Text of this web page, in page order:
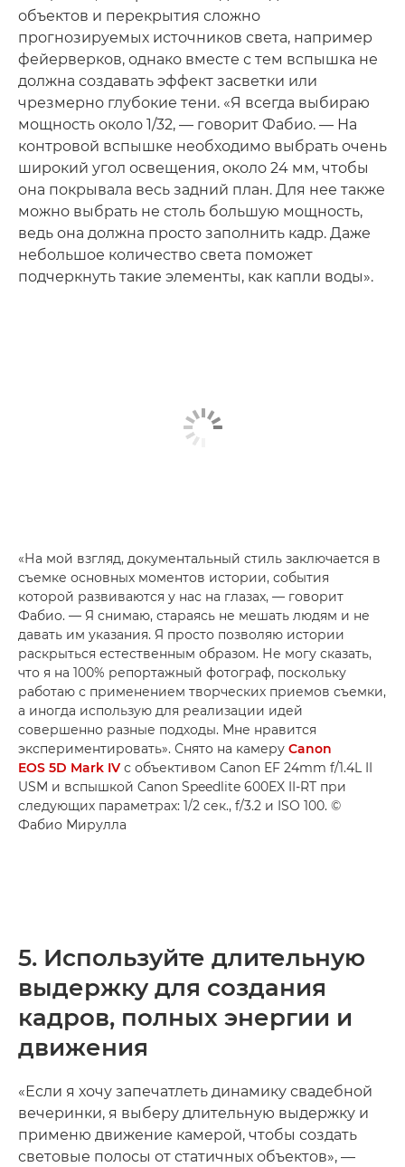
объектов и перекрытия сложно
прогнозируемых источников света, например
фейерверков, однако вместе с тем вспышка не
должна создавать эффект засветки или
чрезмерно глубокие тени. «Я всегда выбираю
мощность около 1/32, — говорит Фабио. — На
контровой вспышке необходимо выбрать очень
широкий угол освещения, около 24 мм, чтобы
она покрывала весь задний план. Для нее также
можно выбрать не столь большую мощность,
ведь она должна просто заполнить кадр. Даже
небольшое количество света поможет
подчеркнуть такие элементы, как капли воды».
«На мой взгляд, документальный стиль заключается в
съемке основных моментов истории, события
которой развиваются у нас на глазах, — говорит
Фабио. — Я снимаю, стараясь не мешать людям и не
давать им указания. Я просто позволяю истории
раскрыться естественным образом. Не могу сказать,
что я на 100% репортажный фотограф, поскольку
работаю с применением творческих приемов съемки,
а иногда использую для реализации идей
совершенно разные подходы. Мне нравится
экспериментировать». Снято на камеру Canon
EOS 5D Mark IV с объективом Canon EF 24mm f/1.4L II
USM и вспышкой Canon Speedlite 600EX II-RT при
следующих параметрах: 1/2 сек., f/3.2 и ISO 100. ©
Фабио Мирулла
5. Используйте длительную
выдержку для создания
кадров, полных энергии и
движения
«Если я хочу запечатлеть динамику свадебной
вечеринки, я выберу длительную выдержку и
применю движение камерой, чтобы создать
световые полосы от статичных объектов», —